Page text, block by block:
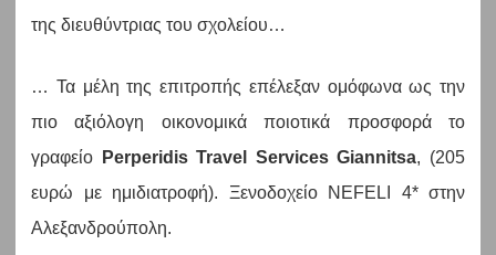
της διευθύντριας του σχολείου…
… Τα μέλη της επιτροπής επέλεξαν ομόφωνα ως την
πιο αξιόλογη οικονομικά ποιοτικά προσφορά το
γραφείο
Perperidis Travel Services Giannitsa, (205
ευρώ με ημιδιατροφή). Ξενοδοχείο NEFELI 4* στην
Αλεξανδρούπολη.